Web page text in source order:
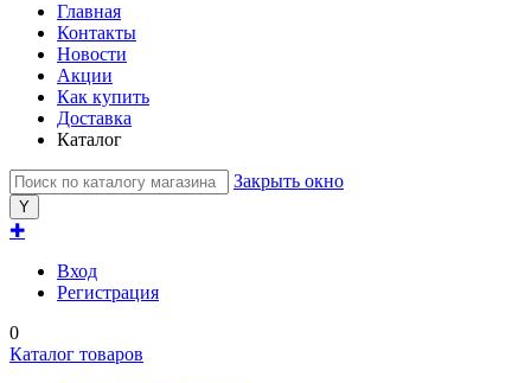
Главная
Контакты
Новости
Акции
Как купить
Доставка
Каталог
Закрыть окно
✚
Вход
Регистрация
0
Каталог товаров